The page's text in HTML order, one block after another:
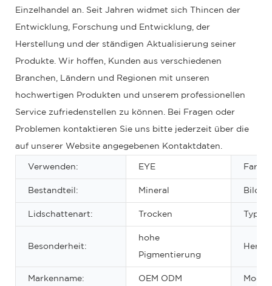
Einzelhandel an. Seit Jahren widmet sich Thincen der
Entwicklung, Forschung und Entwicklung, der
Herstellung und der ständigen Aktualisierung seiner
Produkte. Wir hoffen, Kunden aus verschiedenen
Branchen, Ländern und Regionen mit unseren
hochwertigen Produkten und unserem professionellen
Service zufriedenstellen zu können. Bei Fragen oder
Problemen kontaktieren Sie uns bitte jederzeit über die
auf unserer Website angegebenen Kontaktdaten.
Verwenden: EYE Farbe:
Bestandteil: Mineral Bilden:
Lidschattenart: Trocken Typ:
Besonderheit:
hohe
Pigmentierung
Markenname: OEM ODM